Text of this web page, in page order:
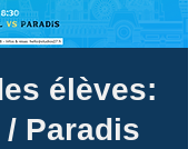
élèves:
Paradis